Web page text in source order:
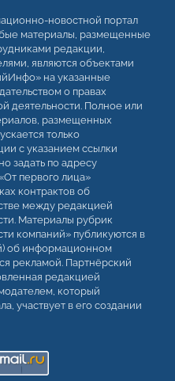
новостной портал
материалы, размещенные
редакции,
являются объектами
на указанные
о правах
деятельности. Полное или
размещенных
только
с указанием ссылки
задать по адресу
первого лица»
контрактов об
между редакцией
Материалы рубрик
компаний» публикуются в
об информационном
рекламой. Партнёрский
редакцией
который
участвует в его создании